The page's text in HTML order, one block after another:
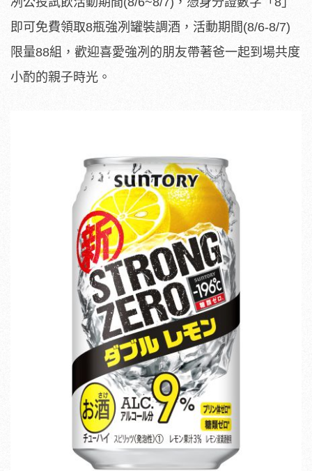
即可免費領取8瓶強冽罐裝調酒，活動期間(8/6-8/7)
限量88組，歡迎喜愛強冽的朋友帶著爸一起到場共度
小酌的親子時光。